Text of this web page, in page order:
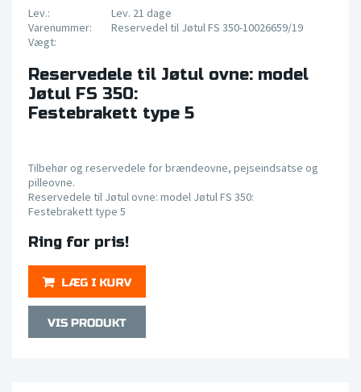
Lev.:
Lev. 21 dage
Varenummer:
Reservedel til Jøtul FS 350-10026659/19
Vægt:
Reservedele til Jøtul ovne: model
Jøtul FS 350:
Festebrakett type 5
Tilbehør og reservedele for brændeovne, pejseindsatse og
pilleovne.
Reservedele til Jøtul ovne: model Jøtul FS 350:
Festebrakett type 5
Ring for pris!